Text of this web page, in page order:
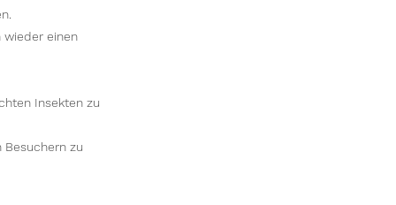
wieder einen
Insekten zu
Besuchern zu